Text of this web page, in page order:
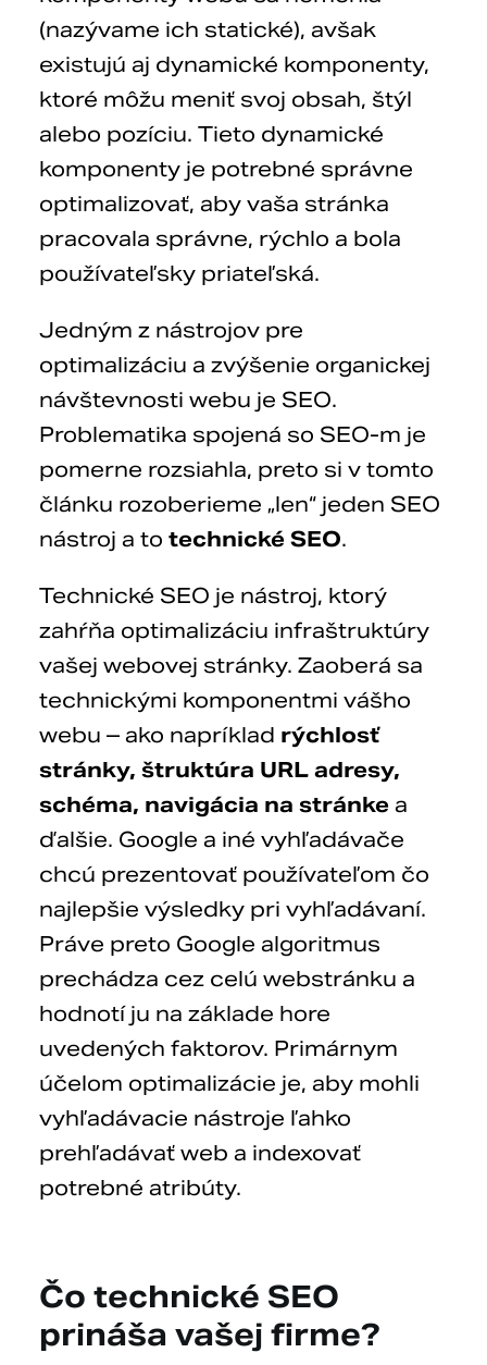
(nazývame ich statické), avšak
existujú aj dynamické komponenty,
ktoré môžu meniť svoj obsah, štýl
alebo pozíciu. Tieto dynamické
komponenty je potrebné správne
optimalizovať, aby vaša stránka
pracovala správne, rýchlo a bola
používateľsky priateľská.
Jedným z nástrojov pre
optimalizáciu a zvýšenie organickej
návštevnosti webu je SEO.
Problematika spojená so SEO-m je
pomerne rozsiahla, preto si v tomto
článku rozoberieme „len“ jeden SEO
nástroj a to technické SEO.
Technické SEO je nástroj, ktorý
zahŕňa optimalizáciu infraštruktúry
vašej webovej stránky. Zaoberá sa
technickými komponentmi vášho
webu – ako napríklad rýchlosť
stránky, štruktúra URL adresy,
schéma, navigácia na stránke a
ďalšie. Google a iné vyhľadávače
chcú prezentovať používateľom čo
najlepšie výsledky pri vyhľadávaní.
Práve preto Google algoritmus
prechádza cez celú webstránku a
hodnotí ju na základe hore
uvedených faktorov. Primárnym
účelom optimalizácie je, aby mohli
vyhľadávacie nástroje ľahko
prehľadávať web a indexovať
potrebné atribúty.
Čo technické SEO
prináša vašej firme?